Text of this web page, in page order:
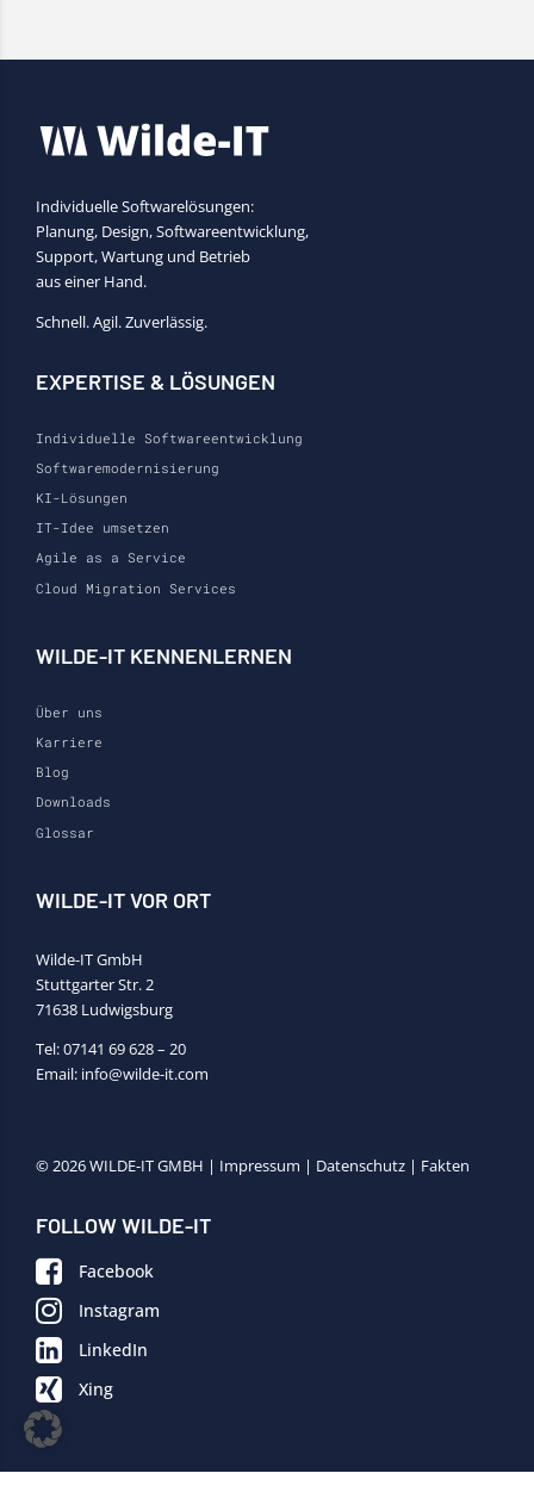
Individuelle Softwarelösungen:
Planung, Design, Softwareentwicklung,
Support, Wartung und Betrieb
aus einer Hand.
Schnell. Agil. Zuverlässig.
EXPERTISE & LÖSUNGEN
Individuelle Softwareentwicklung
Softwaremodernisierung
KI-Lösungen
IT-Idee umsetzen
Agile as a Service
Cloud Migration Services
WILDE-IT KENNENLERNEN
Über uns
Karriere
Blog
Downloads
Glossar
WILDE-IT VOR ORT
Wilde-IT GmbH
Stuttgarter Str. 2
71638 Ludwigsburg
Tel:07141 69 628 – 20
Email: info@wilde-it.com
© 2026 WILDE-IT GMBH | Impressum | Datenschutz | Fakten
FOLLOW WILDE-IT
Facebook
Instagram
LinkedIn
Xing